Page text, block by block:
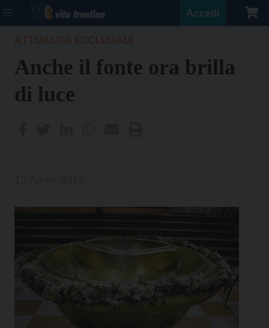
Accedi
Anche il fonte ora brilla
di luce